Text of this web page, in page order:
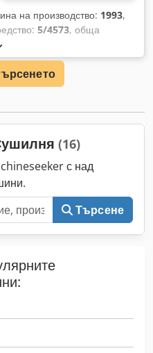
на производство: 1993,
5/4573, обща
на кондензат от
от водата чрез
филтърният комплект не
отговаря на
Цена по
(16)
с над
Търсене